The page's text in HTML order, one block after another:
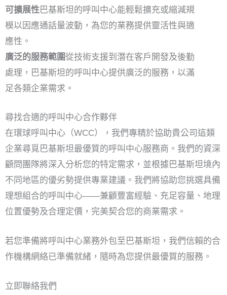
可擴展性巴基斯坦的呼叫中心能輕鬆擴充或縮減規
模以因應通話量波動，為您的業務提供靈活性與適
應性。
廣泛的服務範圍從技術支援到潛在客戶開發及後勤
處理，巴基斯坦的呼叫中心提供廣泛的服務，以滿
足各類企業需求。
尋找合適的呼叫中心合作夥伴
在環球呼叫中心（WCC），我們專精於協助貴公司這類
企業尋覓巴基斯坦最優質的呼叫中心服務商。我們的資深
顧問團隊將深入分析您的特定需求，並根據巴基斯坦境內
不同地區的優劣勢提供專業建議。我們將協助您挑選具備
理想組合的呼叫中心——兼顧豐富經驗、充足容量、地理
位置優勢及合理定價，完美契合您的商業需求。
若您準備將呼叫中心業務外包至巴基斯坦，我們信賴的合
作機構網絡已準備就緒，隨時為您提供最優質的服務。
立即聯絡我們